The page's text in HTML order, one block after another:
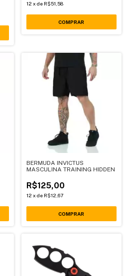
12 x de R$51,58
COMPRAR
BERMUDA INVICTUS
MASCULINA TRAINING HIDDEN
R$125,00
12 x de R$12,67
COMPRAR